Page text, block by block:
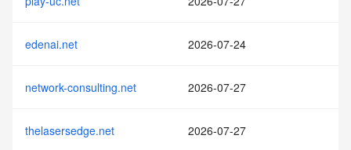
edenai.net 2026-07-24
network-consulting.net 2026-07-27
thelasersedge.net 2026-07-27